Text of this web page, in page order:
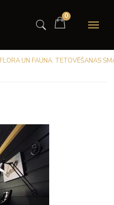
0
UN FAUNA. TETOVĒŠANAS